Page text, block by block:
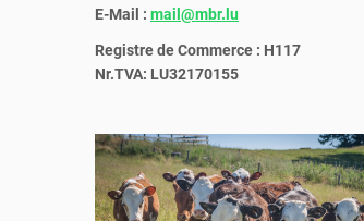
E-Mail : mail@mbr.lu
Registre de Commerce : H117
Nr.TVA: LU32170155